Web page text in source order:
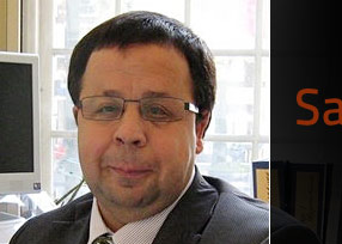
Spring
naar
hoofdnavigatie
naar
hoofd
inhoud
Spring
naar
voettekst